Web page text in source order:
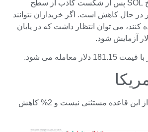
در نمودار روزانه، نرخ SOL پس از شکست کاذب از سطح
188.89 دلار در حال کاهش است. اگر خریداران نتوانند
کنند، می توان انتظار داشت که در پایان
Toncoin (TON) نیز از این قاعده مستثنی نیست و 2% کاهش